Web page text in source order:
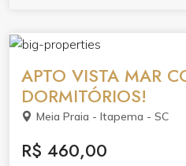
APTO VISTA MAR
DORMITÓRIOS!
Meia Praia - Itapema - SC
R$ 460,00